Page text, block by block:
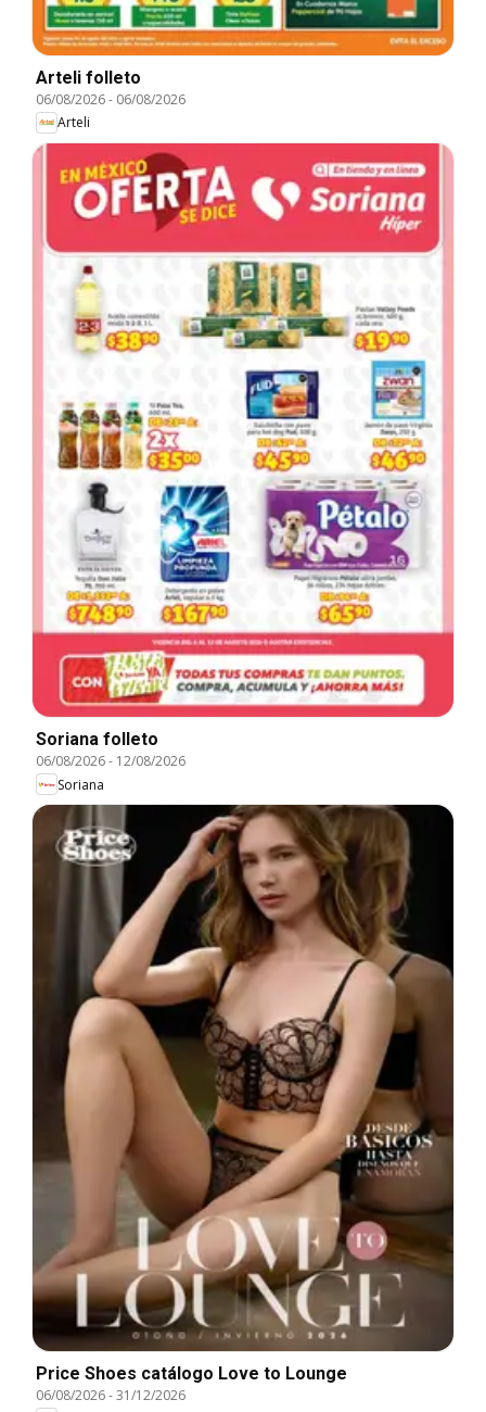
Arteli folleto
06/08/2026- 06/08/2026
Arteli
Soriana folleto
06/08/2026- 12/08/2026
Soriana
Price Shoes catálogo Love to Lounge
06/08/2026-31/12/2026